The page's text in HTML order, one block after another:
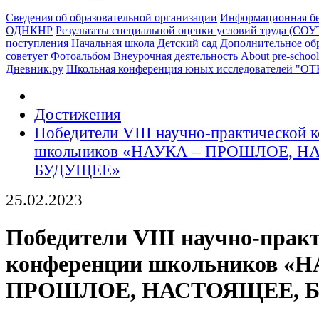
Сведения об образовательной организации Информационная
ОДНКНР Результаты специальной оценки условий труда
поступления Начальная школа Детский сад Дополнительное
советует Фотоальбом Внеурочная деятельность About pre-
Дневник.ру Школьная конференция юных исследователей
Достижения
Победители VIII научно-практической
школьников «НАУКА – ПРОШЛОЕ,
БУДУЩЕЕ»
25.02.2023
Победители VIII научно-
конференции школьников
ПРОШЛОЕ, НАСТОЯЩЕЕ,